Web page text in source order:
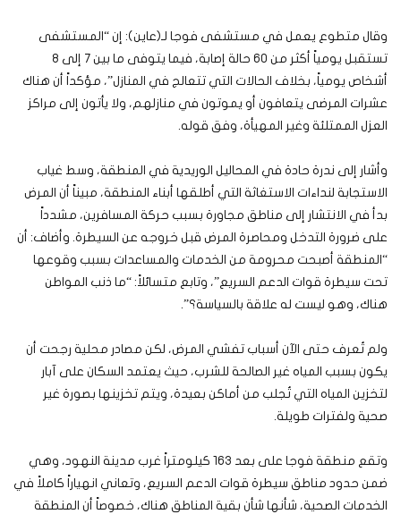
وقال متطوع يعمل في مستشفى فوجا لـ(عاين): إن “المستشفى
تستقبل يومياً أكثر من 60 حالة إصابة، فيما يتوفى ما بين 7 إلى 8
أشخاص يومياً، بخلاف الحالات التي تتعالج في المنازل”، مؤكداً أن هناك
عشرات المرضى يتعافون أو يموتون في منازلهم، ولا يأتون إلى مراكز
العزل الممتلئة وغير المهيأة، وفق قوله.
وأشار إلى ندرة حادة في المحاليل الوريدية في المنطقة، وسط غياب
الاستجابة لنداءات الاستغاثة التي أطلقها أبناء المنطقة، مبيناً أن المرض
بدأ في الانتشار إلى مناطق مجاورة بسبب حركة المسافرين، مشدداً
على ضرورة التدخل ومحاصرة المرض قبل خروجه عن السيطرة. وأضاف: أن
“المنطقة أصبحت محرومة من الخدمات والمساعدات بسبب وقوعها
تحت سيطرة قوات الدعم السريع”، وتابع متسائلاً: “ما ذنب المواطن
هناك، وهو ليست له علاقة بالسياسة؟”.
ولم تُعرف حتى الآن أسباب تفشي المرض، لكن مصادر محلية رجحت أن
يكون بسبب المياه غير الصالحة للشرب، حيث يعتمد السكان على آبار
لتخزين المياه التي تُجلب من أماكن بعيدة، ويتم تخزينها بصورة غير
صحية ولفترات طويلة.
وتقع منطقة فوجا على بعد 163 كيلومتراً غرب مدينة النهود، وهي
ضمن حدود مناطق سيطرة قوات الدعم السريع، وتعاني انهياراً كاملاً في
الخدمات الصحية، شأنها شأن بقية المناطق هناك، خصوصاً أن المنطقة